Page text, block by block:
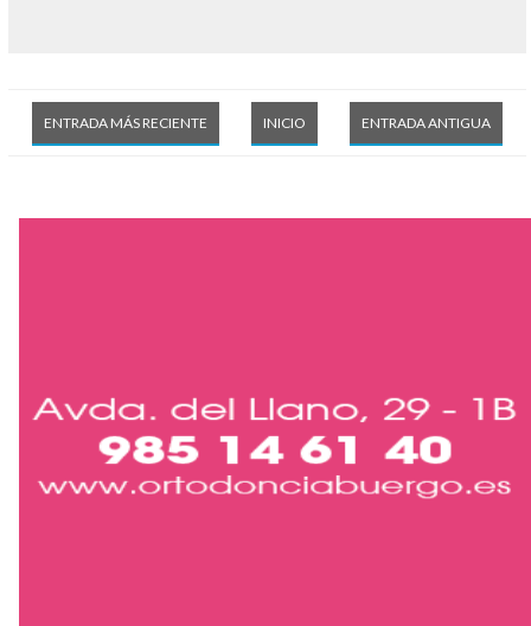
ENTRADA MÁS RECIENTE ENTRADA ANTIGUA
INICIO